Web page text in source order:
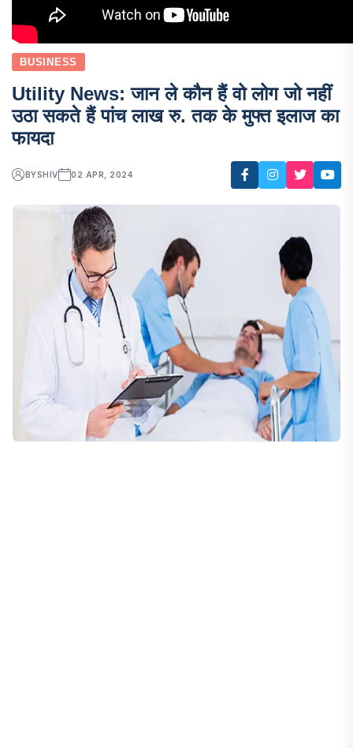
BUSINESS
Utility News: जान ले कौन हैं वो लोग जो नहीं
उठा सकते हैं पांच लाख रु. तक के मुफ्त इलाज का
फायदा
BYSHIV 02 APR, 2024